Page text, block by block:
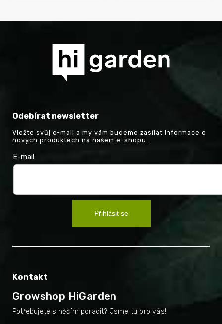
Odebírat newsletter
Vložte svůj e-mail a my vám budeme zasílat informace o
nových produktech na našem e-shopu.
E-mail
Přihlásit se
Kontakt
Growshop HiGarden